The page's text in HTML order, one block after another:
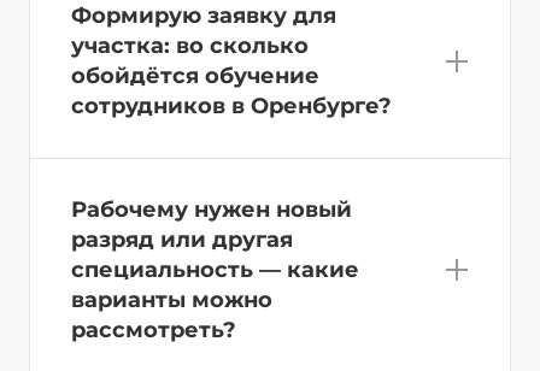
Формирую заявку для
участка: во сколько
обойдётся обучение
сотрудников в Оренбурге?
Рабочему нужен новый
разряд или другая
специальность — какие
варианты можно
рассмотреть?